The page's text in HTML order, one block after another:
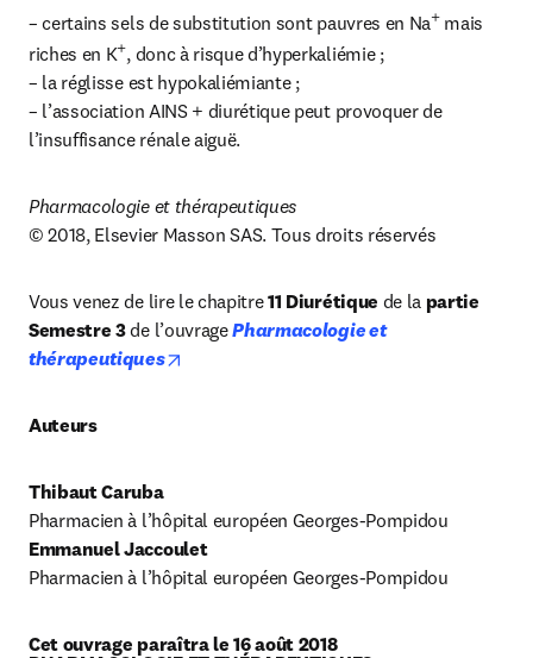
– certains sels de substitution sont pauvres en Na+ mais
riches en K+, donc à risque d’hyperkaliémie ;
– la réglisse est hypokaliémiante ;
– l’association AINS + diurétique peut provoquer de
l’insuffisance rénale aiguë.
Pharmacologie et thérapeutiques
© 2018, Elsevier Masson SAS. Tous droits réservés
Vous venez de lire le chapitre 11 Diurétique de la partie
Semestre 3 de l’ouvrage Pharmacologie et
thérapeutiques
Auteurs
Thibaut Caruba
Emmanuel Jaccoulet
Pharmacien à l’hôpital européen Georges-Pompidou
Cet ouvrage paraîtra le 16 août 2018